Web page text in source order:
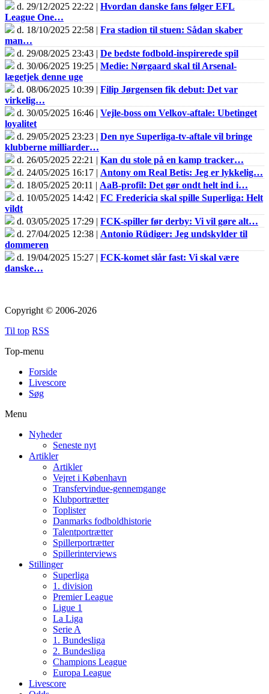
d. 29/12/2025 22:22 | Hvordan danske fans følger EFL
League One…
d. 18/10/2025 22:58 | Fra stadion til stuen: Sådan skaber
man…
d. 29/08/2025 23:43 | De bedste fodbold-inspirerede spil
d. 30/06/2025 19:25 | Medie: Nørgaard skal til Arsenal-
lægetjek denne uge
d. 08/06/2025 10:39 | Filip Jørgensen fik debut: Det var
virkelig…
d. 30/05/2025 16:46 | Vejle-boss om Velkov-aftale: Ubetinget
loyalitet
d. 29/05/2025 23:23 | Den nye Superliga-tv-aftale vil bringe
klubberne milliarder…
d. 26/05/2025 22:21 | Kan du stole på en kamp tracker…
d. 24/05/2025 16:17 | Antony om Real Betis: Jeg er lykkelig…
d. 18/05/2025 20:11 | AaB-profil: Det gør ondt helt ind i…
d. 10/05/2025 14:42 | FC Fredericia skal spille Superliga: Helt
vildt
d. 03/05/2025 17:29 | FCK-spiller før derby: Vi vil gøre alt…
d. 27/04/2025 12:38 | Antonio Rüdiger: Jeg undskylder til
dommeren
d. 19/04/2025 15:27 | FCK-komet slår fast: Vi skal være
danske…
Copyright © 2006-2026
Til top RSS
Top-menu
Forside
Livescore
Søg
Menu
Nyheder
Seneste nyt
Artikler
Artikler
Vejret i København
Transfervindue-gennemgange
Klubportrætter
Toplister
Danmarks fodboldhistorie
Talentportrætter
Spillerportrætter
Spillerinterviews
Stillinger
Superliga
1. division
Premier League
Ligue 1
La Liga
Serie A
1. Bundesliga
2. Bundesliga
Champions League
Europa League
Livescore